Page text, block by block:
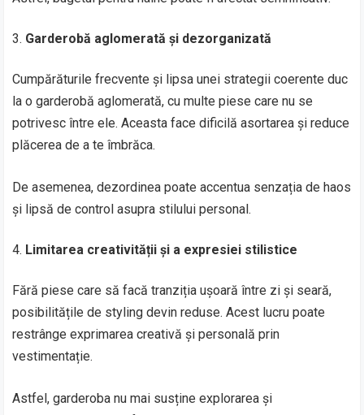
Garderobă aglomerată și dezorganizată
Cumpărăturile frecvente și lipsa unei strategii coerente duc
la o garderobă aglomerată, cu multe piese care nu se
potrivesc între ele. Aceasta face dificilă asortarea și reduce
plăcerea de a te îmbrăca.
De asemenea, dezordinea poate accentua senzația de haos
și lipsă de control asupra stilului personal.
Limitarea creativității și a expresiei stilistice
Fără piese care să facă tranziția ușoară între zi și seară,
posibilitățile de styling devin reduse. Acest lucru poate
restrânge exprimarea creativă și personală prin
vestimentație.
Astfel, garderoba nu mai susține explorarea și